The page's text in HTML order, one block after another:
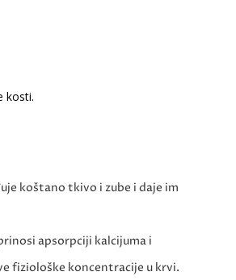
kosti.
koštano tkivo i zube i daje im
apsorpciji kalcijuma i
fiziološke koncentracije u krvi.